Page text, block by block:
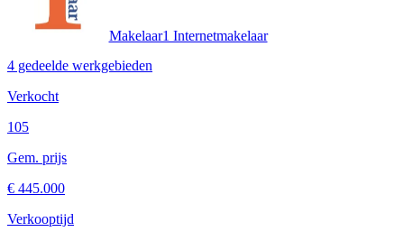
Makelaar1 Internetmakelaar
4 gedeelde werkgebieden
Verkocht
105
Gem. prijs
€ 445.000
Verkooptijd